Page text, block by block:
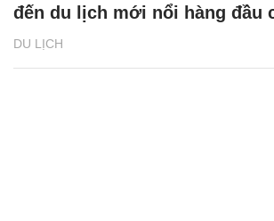
DU LỊCH
đến du lịch mới nổi hàng đầu